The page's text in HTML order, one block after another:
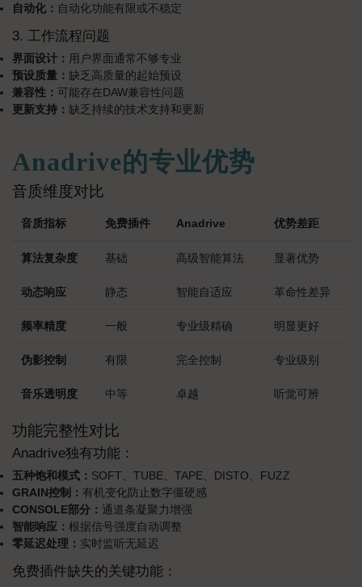
自动化： 自动化功能有限或不稳定
3. 工作流程问题
界面设计： 用户界面通常不够专业
预设质量： 缺乏高质量的起始预设
兼容性： 可能存在DAW兼容性问题
更新支持： 缺乏持续的技术支持和更新
Anadrive的专业优势
音质维度对比
音质指标 免费插件 Anadrive 优势差距
算法复杂度 基础 高级智能算法 显著优势
动态响应 静态 智能自适应 革命性差异
频率精度 一般 专业级精确 明显更好
伪影控制 有限 完全控制 专业级别
音乐透明度 中等 卓越 听觉可辨
功能完整性对比
Anadrive独有功能：
五种饱和模式： SOFT、TUBE、TAPE、DISTO、FUZZ
GRAIN控制： 有机变化防止数字僵硬感
CONSOLE部分： 通道条凝聚力增强
智能响应： 根据信号强度自动调整
零延迟处理： 实时监听无延迟
免费插件缺失的关键功能：